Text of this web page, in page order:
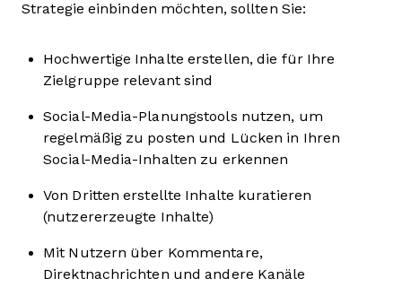
Strategie einbinden möchten, sollten Sie:
Hochwertige Inhalte erstellen, die für Ihre
Zielgruppe relevant sind
Social-Media-Planungstools nutzen, um
regelmäßig zu posten und Lücken in Ihren
Social-Media-Inhalten zu erkennen
Von Dritten erstellte Inhalte kuratieren
(nutzererzeugte Inhalte)
Mit Nutzern über Kommentare,
Direktnachrichten und andere Kanäle